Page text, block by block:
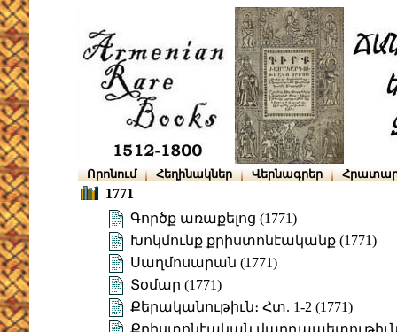
Որոնում Հեղինակներ Վերնագրեր
1771
Գործք առաքելոց (1771)
Խոկմունք քրիստոնէականք (1771)
Սաղմոսարան (1771)
Տօմար (1771)
Քերականութիւն։ Հտ. 1-2 (1771)